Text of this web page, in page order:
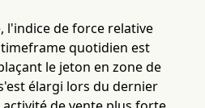
l'indice de force relative
timeframe quotidien est
le jeton en zone de
élargi lors du dernier